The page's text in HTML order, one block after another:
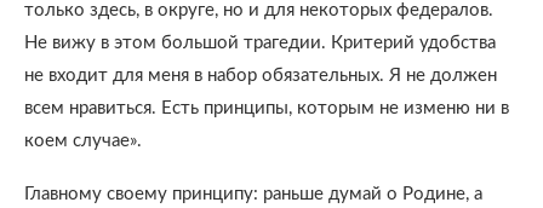
только здесь, в округе, но и для некоторых федералов.
Не вижу в этом большой трагедии. Критерий удобства
не входит для меня в набор обязательных. Я не должен
всем нравиться. Есть принципы, которым не изменю ни в
коем случае».
Главному своему принципу: раньше думай о Родине, а